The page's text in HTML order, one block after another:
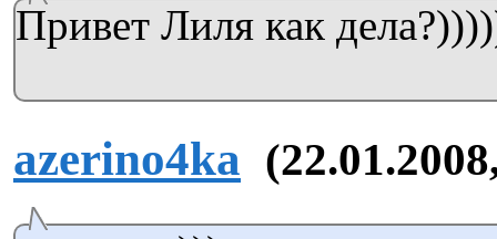
Привет Лиля как
azerino4ka